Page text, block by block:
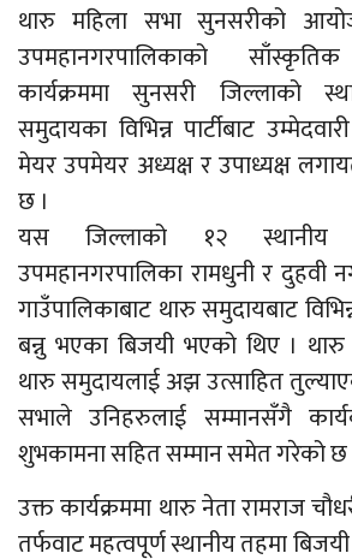
थारु महिला सभा सुनसरीको
उपमहानगरपालिकाको
कार्यक्रममा सुनसरी जिल्लाको
समुदायका विभिन्न पार्टीबाट
मेयर उपमेयर अध्यक्ष र उपाध्यक्ष
छ ।
यस जिल्लाको १२ स्थानीय
उपमहानगरपालिका रामधुनी र दुहवी
गाउँपालिकाबाट थारु समुदायबाट
बन्नु भएका बिजयी भएको थिए ।
थारु समुदायलाई अझ उत्साहित
सभाले उनिहरुलाई सम्मानसँगै
शुभकामना सहित सम्मान समेत गरेको छ
उक्त कार्यक्रममा थारु नेता रामराज
तर्फवाट महत्वपूर्ण स्थानीय तहमा